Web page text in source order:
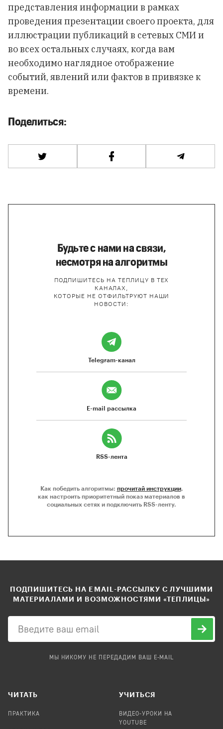
представления информации в рамках
проведения презентации своего проекта, для
иллюстрации публикаций в сетевых СМИ и
во всех остальных случаях, когда вам
необходимо наглядное отображение
событий, явлений или фактов в привязке к
времени.
Поделиться:
Будьте с нами на связи,
несмотря на алгоритмы
ПОДПИШИТЕСЬ НА ТЕПЛИЦУ В ТЕХ
КАНАЛАХ,
КОТОРЫЕ НЕ ОТФИЛЬТРУЮТ НАШИ
НОВОСТИ:
Telegram-канал
E-mail рассылка
RSS-лента
Как победить алгоритмы: прочитай инструкции,
как настроить приоритетный показ материалов в
социальных сетях и подключить RSS-ленту.
ПОДПИШИТЕСЬ НА EMAIL-РАССЫЛКУ С ЛУЧШИМИ
МАТЕРИАЛАМИ И ВОЗМОЖНОСТЯМИ «ТЕПЛИЦЫ»
МЫ НИКОМУ НЕ ПЕРЕДАДИМ ВАШ E-MAIL
ЧИТАТЬ
ПРАКТИКА
УЧИТЬСЯ
ВИДЕО-УРОКИ НА
YOUTUBE